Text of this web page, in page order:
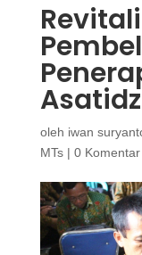
oleh iwan
MTs| 0 Komentar